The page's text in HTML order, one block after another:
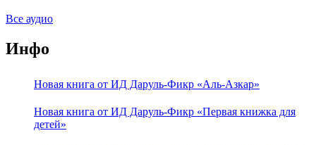
Все аудио
Инфо
Новая книга от ИД Даруль-Фикр «Аль-Азкар»
Новая книга от ИД Даруль-Фикр «Первая книжка для
детей»